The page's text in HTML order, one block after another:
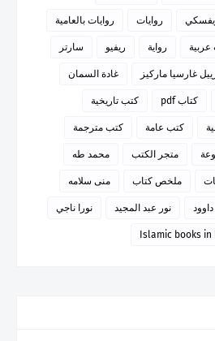
روايات روايات بالعامية
عربية رواية ريفيو سارتر
غارسيا ماركيز غادة السمان
كتاب pdf كتب تاريخية
كتب عامة كتب مترجمة
متجر الكتب محمد طه
ملخص كتاب منى سلامه
نور عبد المجيد نورا ناجي
Islamic books in